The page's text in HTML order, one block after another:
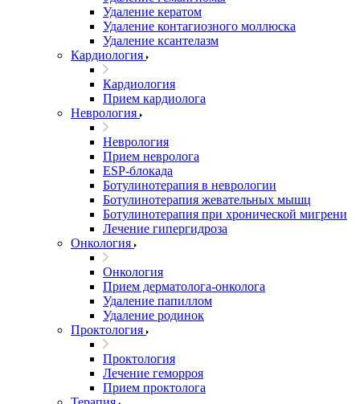
Удаление кератом
Удаление контагиозного моллюска
Удаление ксантелазм
Кардиология
Кардиология
Прием кардиолога
Неврология
Неврология
Прием невролога
ESP-блокада
Ботулинотерапия в неврологии
Ботулинотерапия жевательных мышц
Ботулинотерапия при хронической мигрени
Лечение гипергидроза
Онкология
Онкология
Прием дерматолога-онколога
Удаление папиллом
Удаление родинок
Проктология
Проктология
Лечение геморроя
Прием проктолога